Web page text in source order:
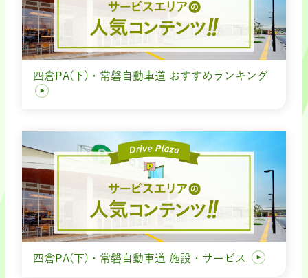
四倉PA(下)・常磐自動車道 おすすめランキング
四倉PA(下)・常磐自動車道 施設・サービス